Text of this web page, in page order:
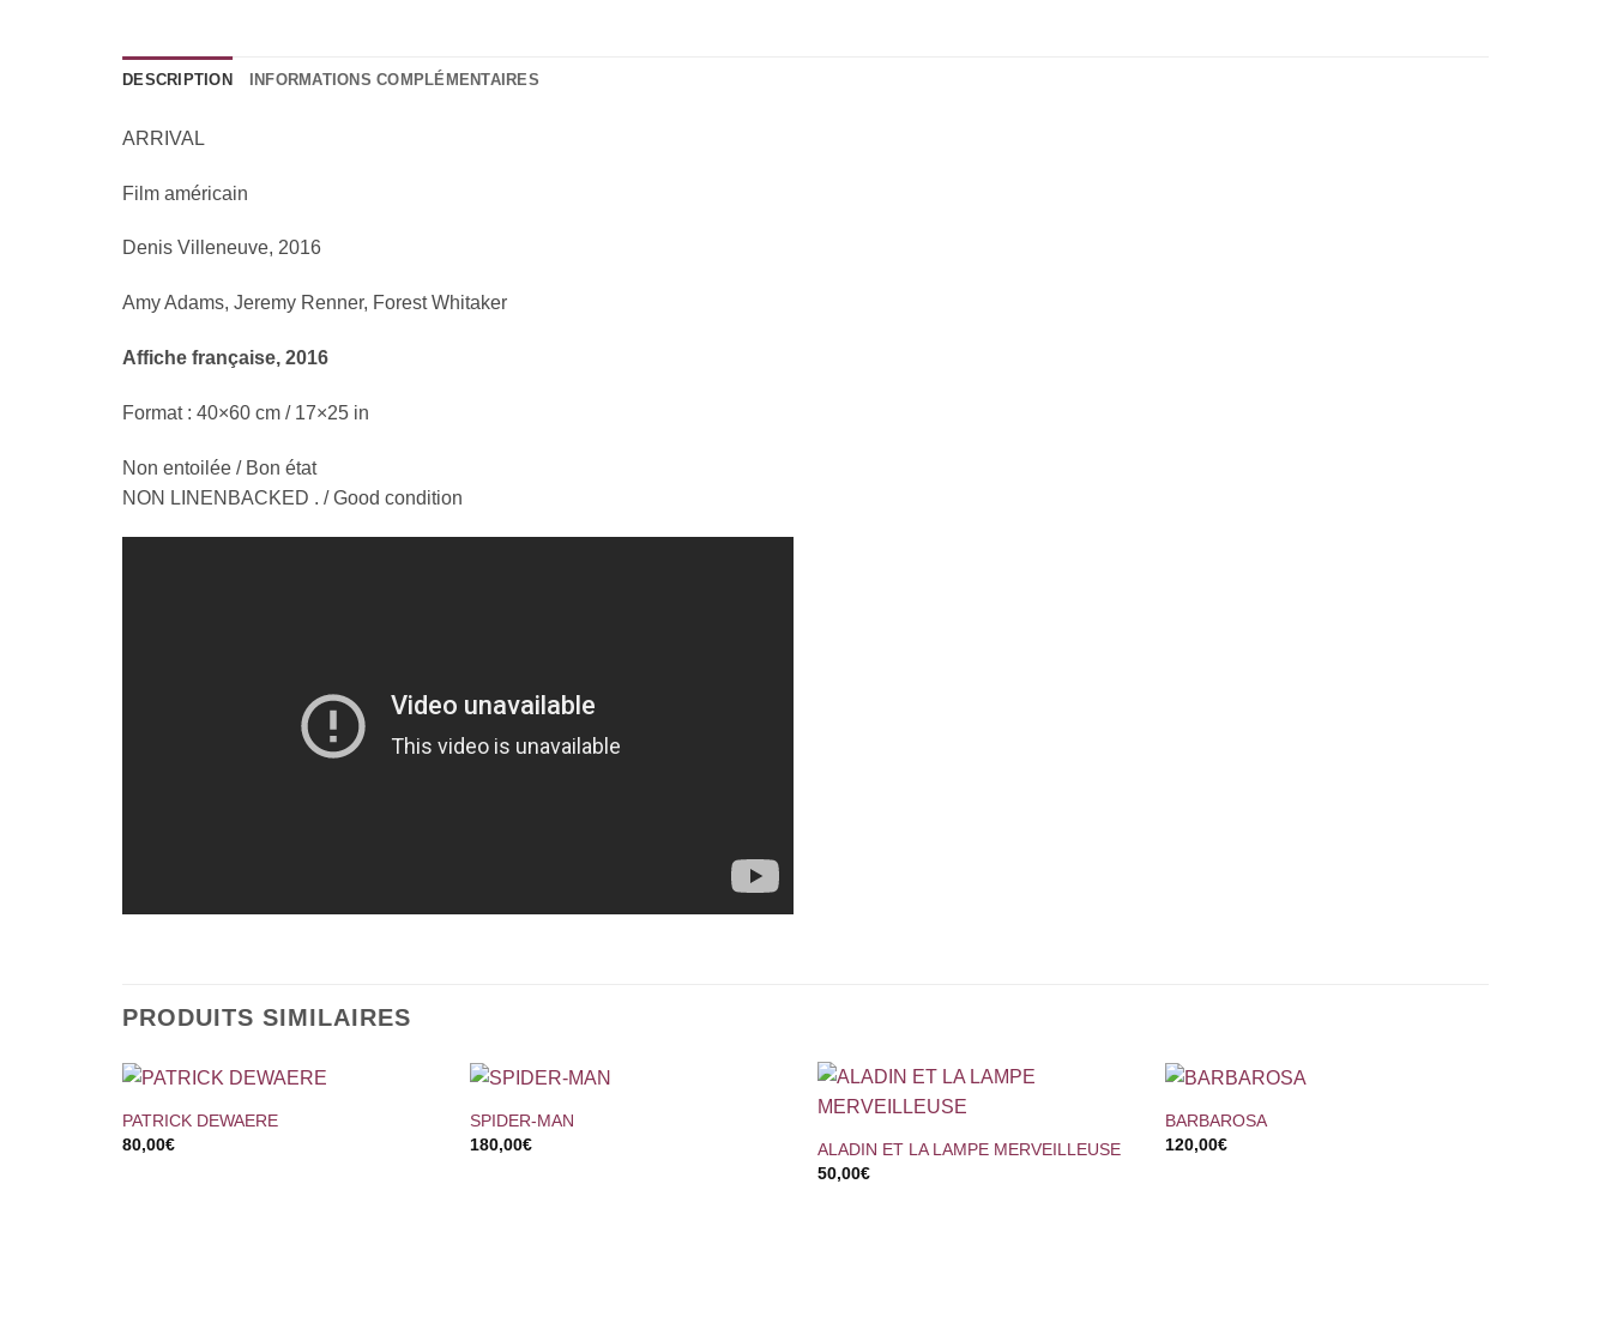
DESCRIPTION INFORMATIONS COMPLÉMENTAIRES
ARRIVAL
Film américain
Denis Villeneuve, 2016
Amy Adams, Jeremy Renner, Forest Whitaker
Affiche française, 2016
Format : 40×60 cm / 17×25 in
Non entoilée / Bon état
NON LINENBACKED . / Good condition
PRODUITS SIMILAIRES
+
PATRICK DEWAERE
80,00€
+
SPIDER-MAN
180,00€
+
ALADIN ET LA LAMPE MERVEILLEUSE
50,00€
+
BARBAROSA
120,00€